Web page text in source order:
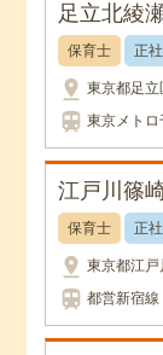
足立北綾
保育士 正
pin_drop 東京都足立
train 東京メト
江戸川篠
保育士 正
pin_drop 東京都江戸
train 都営新宿線